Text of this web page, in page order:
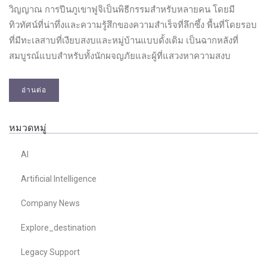
วิญญาณ การปีนภูเขาฟูจิเป็นพิธีกรรมสำหรับหลายคน โดยมี
ทิวทัศน์ที่น่าทึ่งและความรู้สึกของความสำเร็จที่ลึกซึ้ง พื้นที่โดยรอบ
ที่มีทะเลสาบที่เงียบสงบและหมู่บ้านแบบดั้งเดิม เป็นฉากหลังที่
สมบูรณ์แบบสำหรับทั้งนักผจญภัยและผู้ที่แสวงหาความสงบ
อ่านต่อ
หมวดหมู่
AI
Artificial Intelligence
Company News
Explore_destination
Legacy Support